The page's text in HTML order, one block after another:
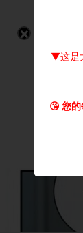
▼这是
😘 您
×